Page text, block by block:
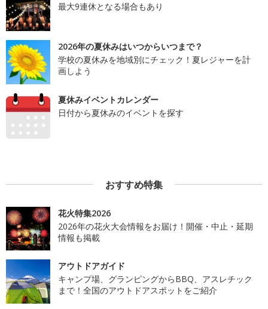
最大9連休となる場合もあり
2026年の夏休みはいつからいつまで？
学校の夏休みを地域別にチェック！夏レジャーを計
画しよう
夏休みイベントカレンダー
日付から夏休みのイベントを探す
おすすめ特集
花火特集2026
2026年の花火大会情報をお届け！開催・中止・延期
情報も掲載
アウトドアガイド
キャンプ場、グランピングからBBQ、アスレチック
まで！全国のアウトドアスポットをご紹介